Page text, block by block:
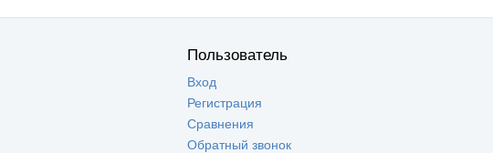
Пользователь
Вход
Регистрация
Сравнения
Обратный звонок